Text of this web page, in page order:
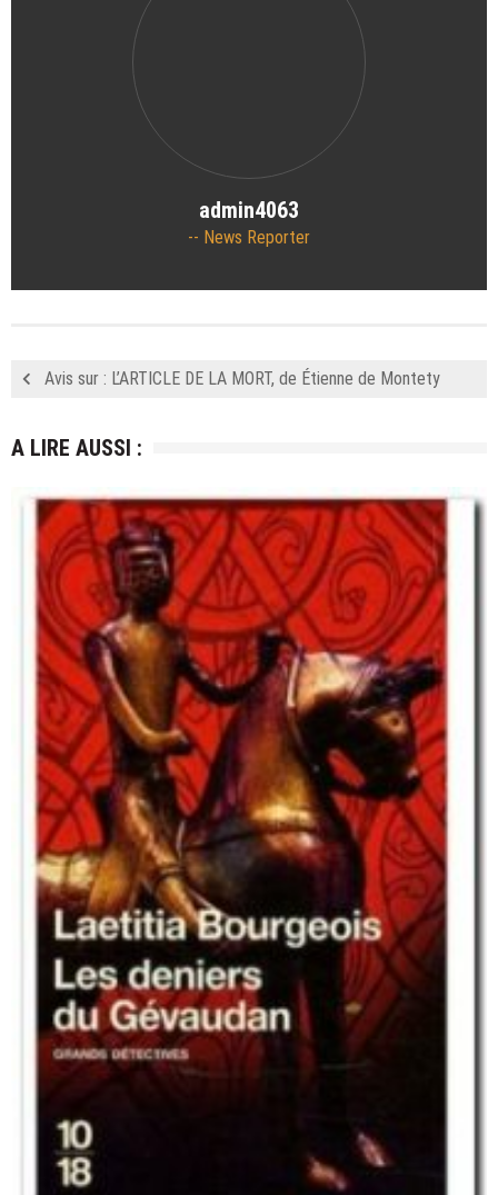
admin4063
News Reporter
Avis sur : L’ARTICLE DE LA MORT, de Étienne de Montety
A LIRE AUSSI :